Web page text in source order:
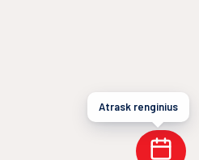
Atrask renginius